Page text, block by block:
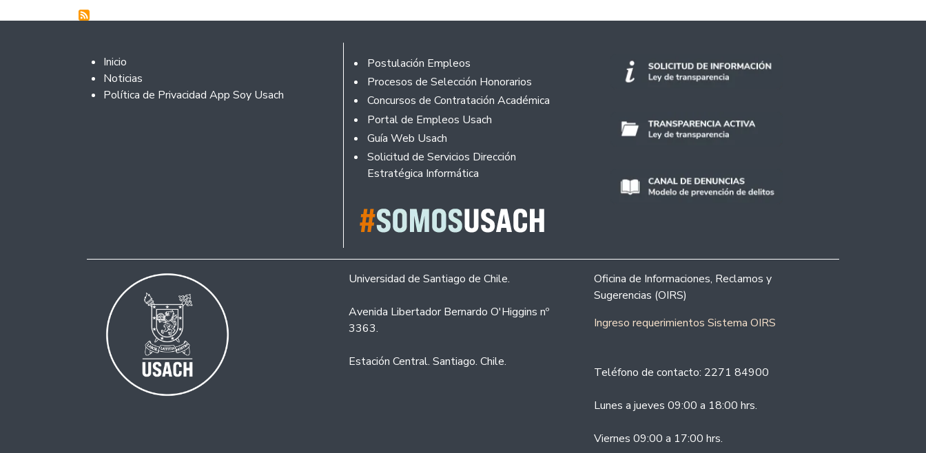
Footer 2
Inicio
Noticias
Política de Privacidad App Soy Usach
Footer
Postulación Empleos
Procesos de Selección Honorarios
Concursos de Contratación Académica
Portal de Empleos Usach
Guía Web Usach
Solicitud de Servicios Dirección
Estratégica Informática
Universidad de Santiago de Chile.
Avenida Libertador Bernardo O'Higgins nº
3363.
Estación Central. Santiago. Chile.
Oficina de Informaciones, Reclamos y
Sugerencias (OIRS)
Ingreso requerimientos Sistema OIRS
Teléfono de contacto: 2271 84900
Lunes a jueves 09:00 a 18:00 hrs.
Viernes 09:00 a 17:00 hrs.